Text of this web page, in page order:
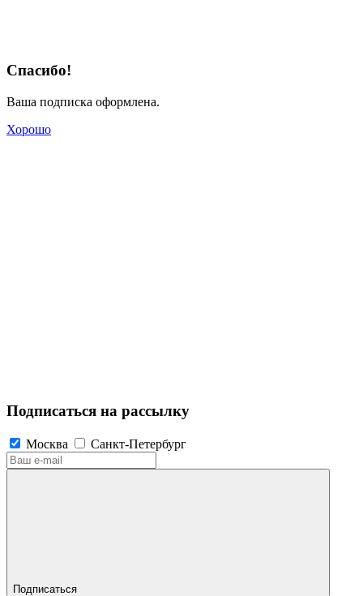
Спасибо!
Ваша подписка оформлена.
Хорошо
Подписаться на рассылку
Москва Санкт-Петербург
Подписаться